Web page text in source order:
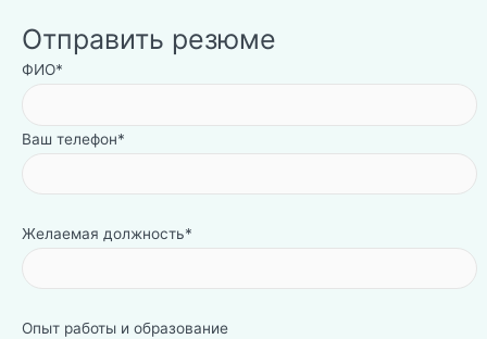
Отправить резюме
ФИО*
Ваш телефон*
Желаемая должность*
Опыт работы и образование